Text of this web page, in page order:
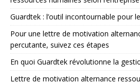
Guardtek : l’outil incontournable pour
Pour une lettre de motivation
percutante, suivez ces étapes
En quoi Guardtek révolutionne la
Lettre de motivation alternance